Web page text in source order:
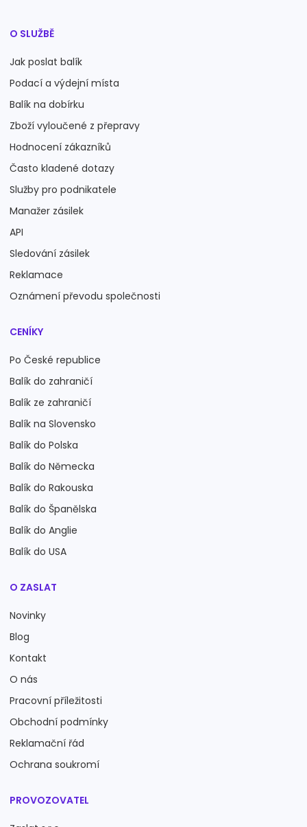
O SLUŽBĚ
Jak poslat balík
Podací a výdejní místa
Balík na dobírku
Zboží vyloučené z přepravy
Hodnocení zákazníků
Často kladené dotazy
Služby pro podnikatele
Manažer zásilek
API
Sledování zásilek
Reklamace
Oznámení převodu společnosti
CENÍKY
Po České republice
Balík do zahraničí
Balík ze zahraničí
Balík na Slovensko
Balík do Polska
Balík do Německa
Balík do Rakouska
Balík do Španělska
Balík do Anglie
Balík do USA
O ZASLAT
Novinky
Blog
Kontakt
O nás
Pracovní příležitosti
Obchodní podmínky
Reklamační řád
Ochrana soukromí
PROVOZOVATEL